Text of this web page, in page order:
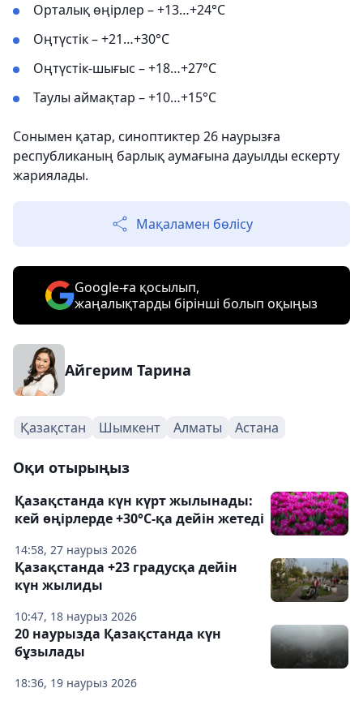
Орталық өңірлер – +13…+24°C
Оңтүстік – +21…+30°C
Оңтүстік-шығыс – +18…+27°C
Таулы аймақтар – +10…+15°C
Сонымен қатар, синоптиктер 26 наурызға
республиканың барлық аумағына дауылды ескерту
жариялады.
Мақаламен бөлісу
Google-ға қосылып,
жаңалықтарды бірінші болып оқыңыз
Айгерим Тарина
Қазақстан Шымкент Алматы Астана
Оқи отырыңыз
14:58, 27 наурыз 2026
Қазақстанда күн күрт жылынады:
кей өңірлерде +30°С-қа дейін жетеді
10:47, 18 наурыз 2026
Қазақстанда +23 градусқа дейін
күн жылиды
18:36, 19 наурыз 2026
20 наурызда Қазақстанда күн
бұзылады